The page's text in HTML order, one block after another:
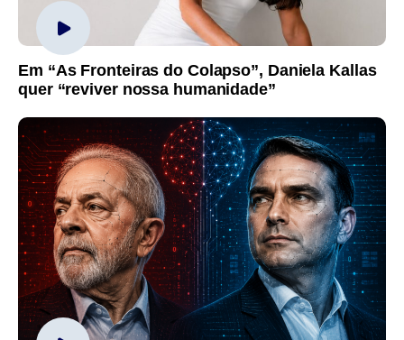
Em “As Fronteiras do Colapso”, Daniela Kallas
quer “reviver nossa humanidade”